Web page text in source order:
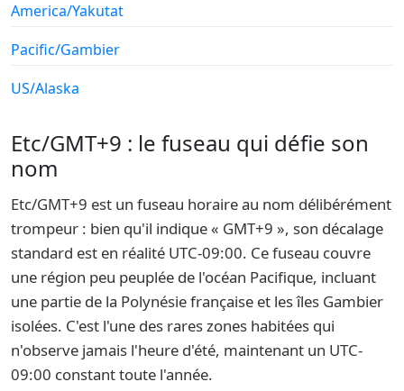
America/Yakutat
Pacific/Gambier
US/Alaska
Etc/GMT+9 : le fuseau qui défie son
nom
Etc/GMT+9 est un fuseau horaire au nom délibérément
trompeur : bien qu'il indique « GMT+9 », son décalage
standard est en réalité UTC-09:00. Ce fuseau couvre
une région peu peuplée de l'océan Pacifique, incluant
une partie de la Polynésie française et les îles Gambier
isolées. C'est l'une des rares zones habitées qui
n'observe jamais l'heure d'été, maintenant un UTC-
09:00 constant toute l'année.